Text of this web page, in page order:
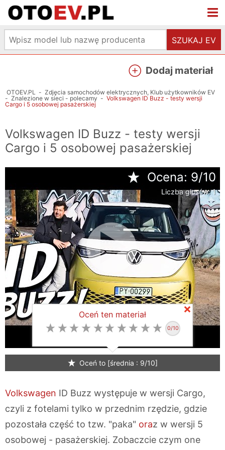
SZUKAJ EV
Dodaj materiał
OTOEV.PL - Zdjęcia samochodów elektrycznych, Klub użytkowników EV
- Znalezione w sieci - polecamy - Volkswagen ID Buzz - testy wersji
Cargo i 5 osobowej pasażerskiej
Volkswagen ID Buzz - testy wersji
Cargo i 5 osobowej pasażerskiej
Ocena: 9/10
Liczba głosów:1
Oceń to [średnia : 9/10]
Oceń ten materiał
0/10
Volkswagen ID Buzz występuje w wersji Cargo,
czyli z fotelami tylko w przednim rzędzie, gdzie
pozostała część to tzw. "paka" oraz w wersji 5
osobowej - pasażerskiej. Zobaczcie czym one